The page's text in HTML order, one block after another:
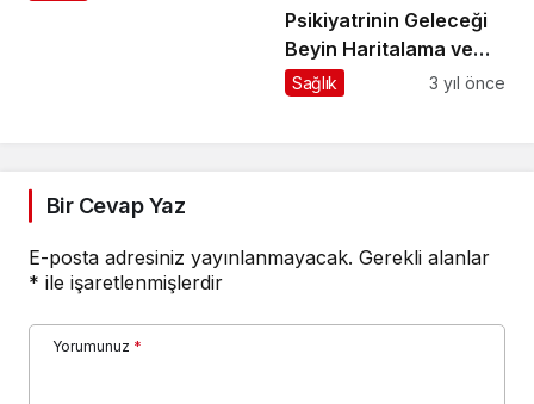
Psikiyatrinin Geleceği
Beyin Haritalama ve
Kişiselleştirilmiş
Sağlık 3 yıl önce
Bir Cevap Yaz
E-posta adresiniz yayınlanmayacak. Gerekli alanlar
* ile işaretlenmişlerdir
Yorumunuz *